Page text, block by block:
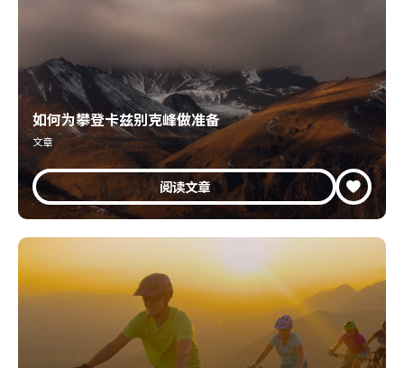
如何为攀登卡兹别克峰做准备
文章
阅读文章